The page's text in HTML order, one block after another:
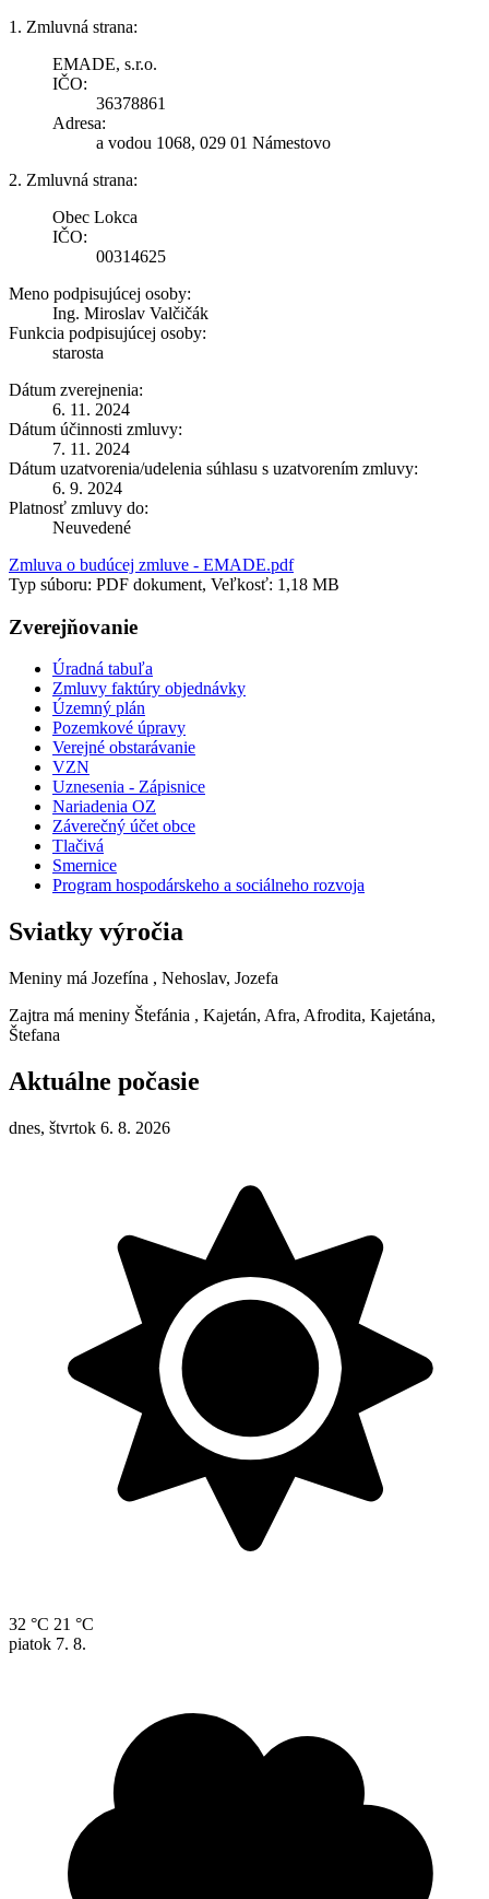
1. Zmluvná strana:
EMADE, s.r.o.
IČO:
36378861
Adresa:
a vodou 1068, 029 01 Námestovo
2. Zmluvná strana:
Obec Lokca
IČO:
00314625
Meno podpisujúcej osoby:
Ing. Miroslav Valčičák
Funkcia podpisujúcej osoby:
starosta
Dátum zverejnenia:
6. 11. 2024
Dátum účinnosti zmluvy:
7. 11. 2024
Dátum uzatvorenia/udelenia súhlasu s uzatvorením zmluvy:
6. 9. 2024
Platnosť zmluvy do:
Neuvedené
Zmluva o budúcej zmluve - EMADE.pdf
Typ súboru: PDF dokument, Veľkosť: 1,18 MB
Zverejňovanie
Úradná tabuľa
Zmluvy faktúry objednávky
Územný plán
Pozemkové úpravy
Verejné obstarávanie
VZN
Uznesenia - Zápisnice
Nariadenia OZ
Záverečný účet obce
Tlačivá
Smernice
Program hospodárskeho a sociálneho rozvoja
Sviatky výročia
Meniny má Jozefína , Nehoslav, Jozefa
Zajtra má meniny Štefánia , Kajetán, Afra, Afrodita, Kajetána,
Štefana
Aktuálne počasie
dnes, štvrtok 6. 8. 2026
32 °C 21 °C
piatok 7. 8.